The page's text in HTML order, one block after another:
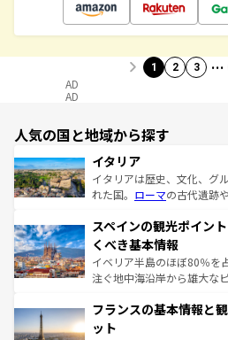
1 2 3 …
AD
AD
人気の国と地域から探す
イタリア
イタリアは歴史、文化、グ
れた国。 ローマの古代遺跡
ろん、トスカーナの美しい
景など、自然景観も見逃せ
ピザやパスタなど、絶品の
できる。朝目覚めてから夜
なお、新着のイタリア情報
しい。
スペインの観光ポイン
くべき基本情報
イベリア半島のほぼ80％を
注ぐ地中海沿岸から雄大な
文化が根付くこの国では、
れる闘牛、そして美味しい
フランスの基本情報と
ット